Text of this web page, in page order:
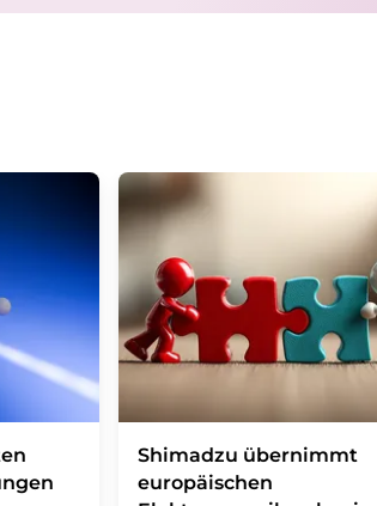
Shimadzu übernimmt
europäischen